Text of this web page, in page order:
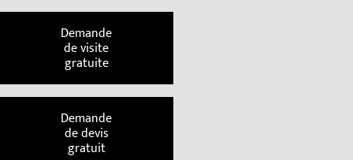
Demande
de visite
gratuite
Demande
de devis
gratuit